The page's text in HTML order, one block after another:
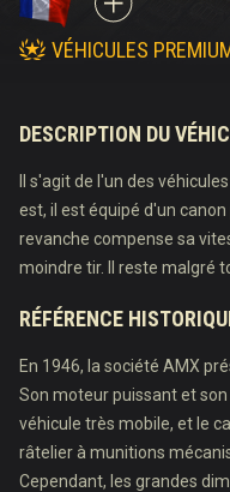
VÉHICULES
DESCRIPTION DU
Il s'agit de l'un des
est, il est équipé d'un
revanche compense sa
moindre tir. Il reste malgré
RÉFÉRENCE
En 1946, la société AMX
Son moteur puissant et
véhicule très mobile, et le
râtelier à munitions
Cependant, les grandes